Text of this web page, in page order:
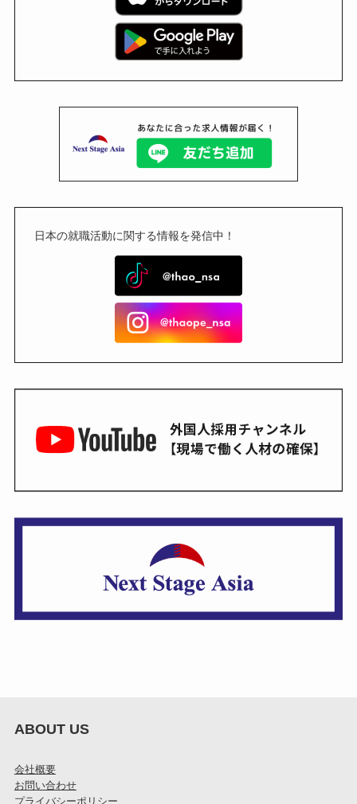
日本の就職活動に関する情報を発信中！
ABOUT US
会社概要
お問い合わせ
プライバシーポリシー